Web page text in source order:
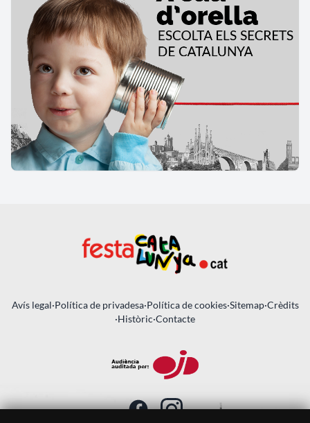
Avís legal·Política de privadesa·Política de cookies·Sitemap·Crèdits
·Històric·Contacte